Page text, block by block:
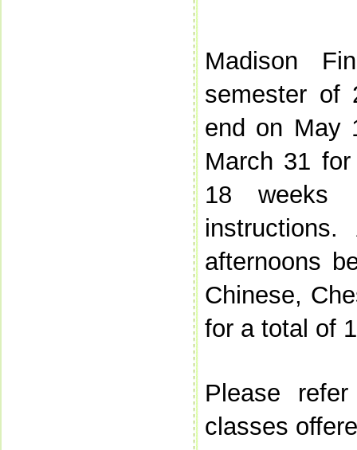
Madison
semester of
end on May
March 31
18 weeks
afternoons
Chinese,
for a total of
Please
classes